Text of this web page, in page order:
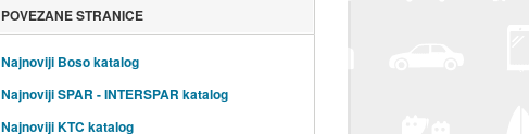
POVEZANE STRANICE
Najnoviji Boso katalog
Najnoviji SPAR - INTERSPAR katalog
Najnoviji KTC katalog